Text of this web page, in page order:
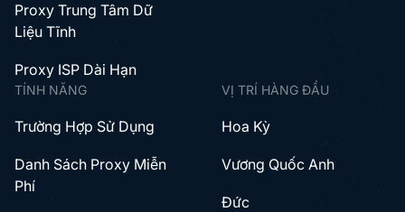
Proxy Trung Tâm Dữ
Liệu Tĩnh
Proxy ISP Dài Hạn
TÍNH NĂNG
Trường Hợp Sử Dụng
Danh Sách Proxy Miễn
Phí
VỊ TRÍ HÀNG ĐẦU
Hoa Kỳ
Vương Quốc Anh
Đức